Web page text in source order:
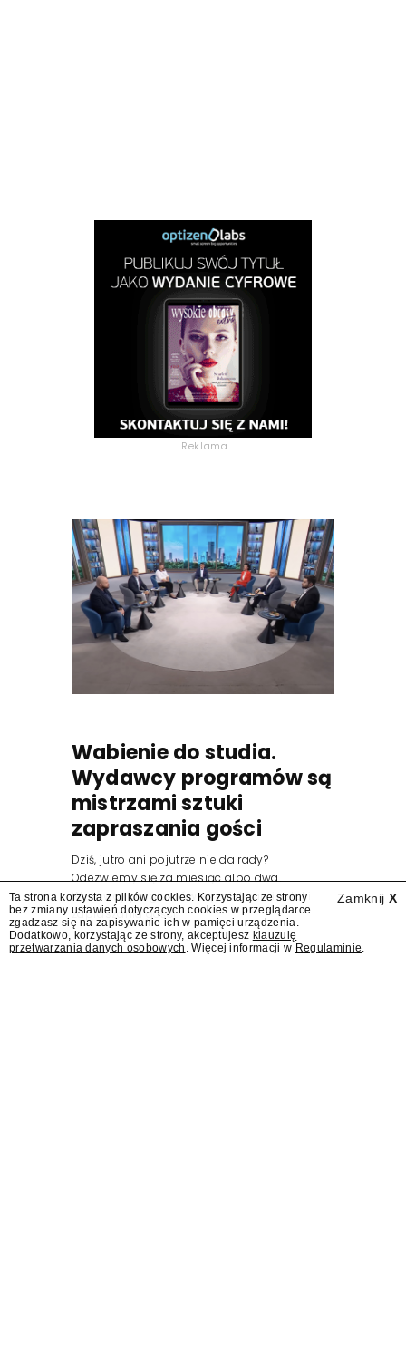
Reklama
Wabienie do studia.
Wydawcy programów są
mistrzami sztuki
zapraszania gości
Dziś, jutro ani pojutrze nie da rady?
Odezwiemy się za miesiąc albo dwa.
Wydawcy programów są mistrzami sztuki
zapraszania gości.
Zamknij X
Ta strona korzysta z plików cookies. Korzystając ze strony
bez zmiany ustawień dotyczących cookies w przeglądarce
zgadzasz się na zapisywanie ich w pamięci urządzenia.
Dodatkowo, korzystając ze strony, akceptujesz klauzulę
przetwarzania danych osobowych . Więcej informacji w Regulaminie.